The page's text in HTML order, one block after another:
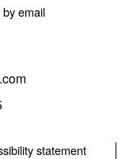
email
statement